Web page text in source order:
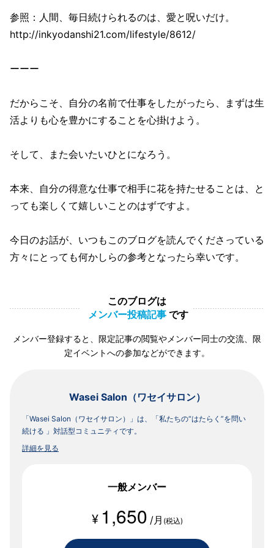
参照：人間、毎日続けられるのは、愛と呪いだけ。
http://inkyodanshi21.com/lifestyle/8612/
ーーー
だからこそ、自分の名前で仕事をしたがったら、まずは生
活よりも心を豊かにすることを心掛けよう。
そして、また会いたいひとになろう。
本来、自分の得意な仕事で相手に花を持たせることは、と
っても楽しくて嬉しいことのはずですよ。
今日のお話が、いつもこのブログを読んでくださっている
方々にとっても何かしらの参考となったら幸いです。
このブログは
メンバー投稿記事 です
メンバー登録すると、限定記事の閲覧やメンバー同士の交流、限
定イベントへの参加などができます。
Wasei Salon（ワセイサロン）
「Wasei Salon（ワセイサロン）」は、「私たちの“はたらく”を問い
続ける 」対話型コミュニティです。
詳細を見る
一般メンバー
¥ 1,650 /月 (税込)